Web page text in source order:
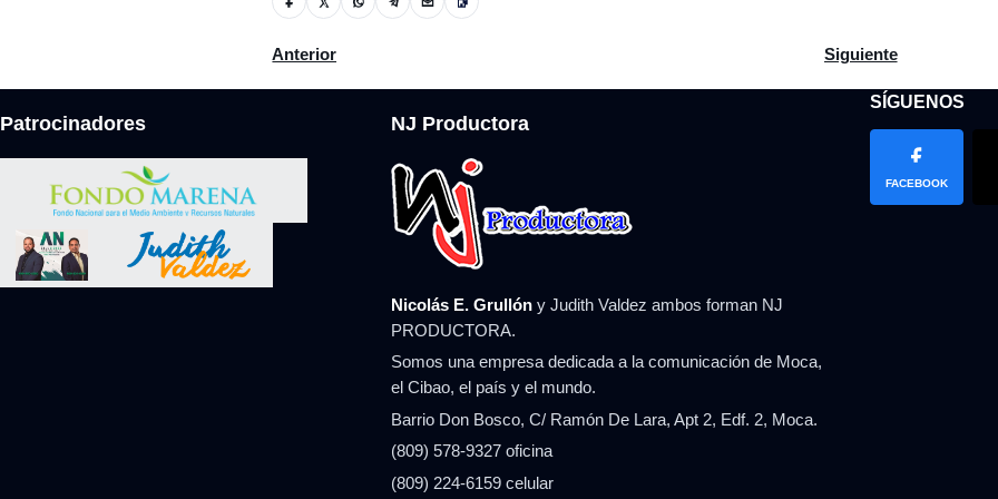
Artículo anterior: Presidente Abinader anuncia plan de obras para el desarrollo ecoturístico
Anterior Artículo siguiente:
Siguiente
Patrocinadores NJ Productora
Nicolás E. Grullóny Judith Valdez ambos forman NJ
PRODUCTORA.
Somos una empresa dedicada a la comunicación de Moca,
el Cibao, el país y el mundo.
Barrio Don Bosco, C/ Ramón De Lara, Apt 2, Edf. 2, Moca.
(809) 578-9327 oficina
(809) 224-6159 celular
SÍGUENOS
FACEBOOK